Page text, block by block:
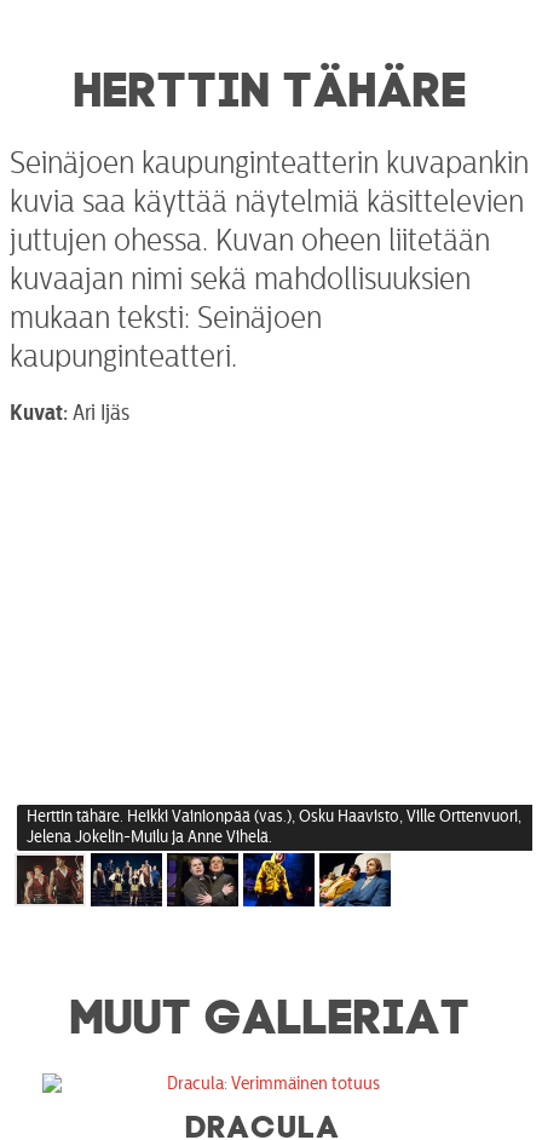
HERTTIN TÄHÄRE
Seinäjoen kaupunginteatterin kuvapankin
kuvia saa käyttää näytelmiä käsittelevien
juttujen ohessa. Kuvan oheen liitetään
kuvaajan nimi sekä mahdollisuuksien
mukaan teksti: Seinäjoen
kaupunginteatteri.
Kuvat: Ari Ijäs
Herttin tähäre. Heikki Vainionpää (vas.), Osku Haavisto, Ville Orttenvuori,
Jelena Jokelin-Muilu ja Anne Vihelä.
MUUT GALLERIAT
DRACULA